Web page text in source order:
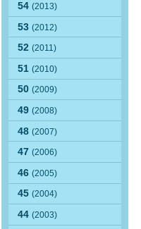
54(2013)
53(2012)
52(2011)
51(2010)
50(2009)
49(2008)
48(2007)
47(2006)
46(2005)
45(2004)
44(2003)